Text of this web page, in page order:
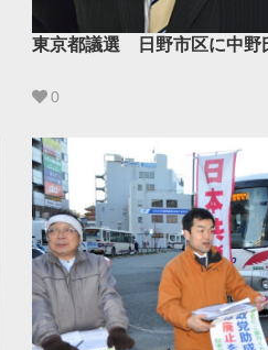
東京都議選 日野市区に中野
0